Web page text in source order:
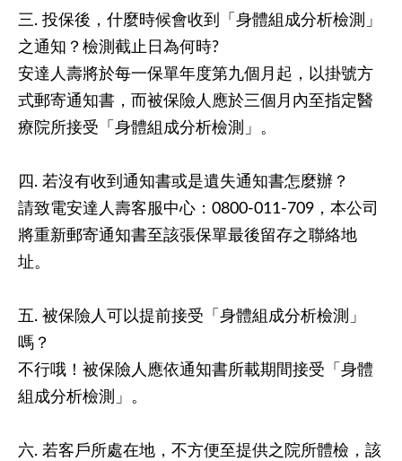
三. 投保後，什麼時候會收到「身體組成分析檢測」
之通知？檢測截止日為何時?
安達人壽將於每一保單年度第九個月起，以掛號方
式郵寄通知書，而被保險人應於三個月內至指定醫
療院所接受「身體組成分析檢測」。
四. 若沒有收到通知書或是遺失通知書怎麼辦？
請致電安達人壽客服中心：0800-011-709，本公司
將重新郵寄通知書至該張保單最後留存之聯絡地
址。
五. 被保險人可以提前接受「身體組成分析檢測」
嗎？
不行哦！被保險人應依通知書所載期間接受「身體
組成分析檢測」。
六. 若客戶所處在地，不方便至提供之院所體檢，該